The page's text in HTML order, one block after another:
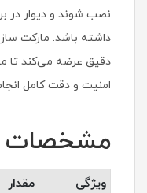
نصب شوند و دیوار در
داشته باشد. مارکت
دقیق عرضه می‌کند تا
امنیت و دقت کامل
مشخصات
ویژگی
مقدار